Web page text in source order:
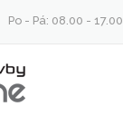
Po - Pá: 08.00 - 17.00